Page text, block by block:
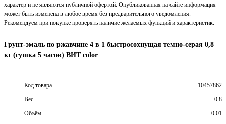
Грунт-эмаль по ржавчине 4 в 1 быстросохнущая темно-серая 0,8
кг (сушка 5 часов) ВИТ color
Код товара
10457862
Вес
0.8
Объём
0.01
характер и не являются публичной офертой. Опубликованная на сайте информация
может быть изменена в любое время без предварительного уведомления.
Рекомендуем при покупке проверять наличие желаемых функций и характеристик.